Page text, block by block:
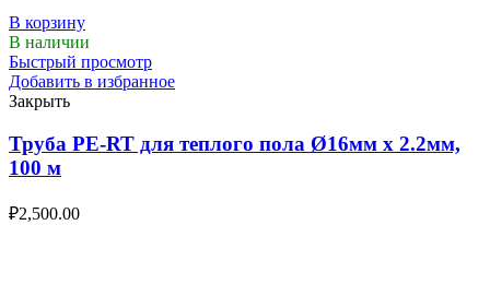
В корзину
В наличии
Быстрый просмотр
Добавить в избранное
Закрыть
Труба PE-RT для теплого пола Ø16мм х 2.2мм,
100 м
₽2,500.00